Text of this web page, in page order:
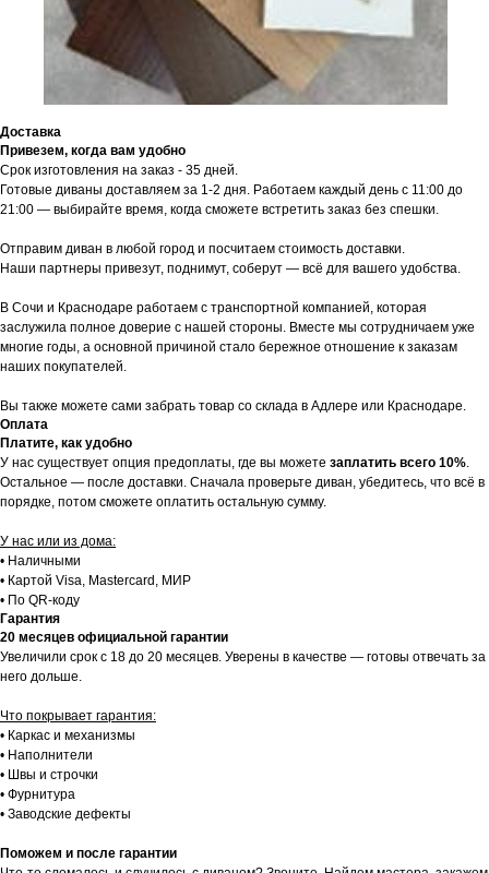
Доставка
Привезем, когда вам удобно
Срок изготовления на заказ - 35 дней.
Готовые диваны доставляем за 1-2 дня. Работаем каждый день с 11:00 до
21:00 — выбирайте время, когда сможете встретить заказ без спешки.
Отправим диван в любой город и посчитаем стоимость доставки.
Наши партнеры привезут, поднимут, соберут — всё для вашего удобства.
В Сочи и Краснодаре работаем с транспортной компанией, которая
заслужила полное доверие с нашей стороны. Вместе мы сотрудничаем уже
многие годы, а основной причиной стало бережное отношение к заказам
наших покупателей.
Вы также можете сами забрать товар со склада в Адлере или Краснодаре.
Оплата
Платите, как удобно
У нас существует опция предоплаты, где вы можете заплатить всего 10%
Остальное — после доставки. Сначала проверьте диван, убедитесь, что всё в
порядке, потом сможете оплатить остальную сумму.
У нас или из дома:
• Наличными
• Картой Visa, Mastercard, МИР
• По QR-коду
Гарантия
20 месяцев официальной гарантии
Увеличили срок с 18 до 20 месяцев. Уверены в качестве — готовы отвечать за
него дольше.
Что покрывает гарантия:
• Каркас и механизмы
• Наполнители
• Швы и строчки
• Фурнитура
• Заводские дефекты
Поможем и после гарантии